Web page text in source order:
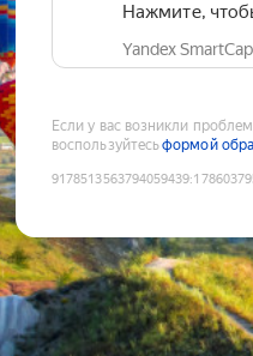
Нажмите,
Yandex
Если у вас возникли
воспользуйтесьформой
9178513563794059439: